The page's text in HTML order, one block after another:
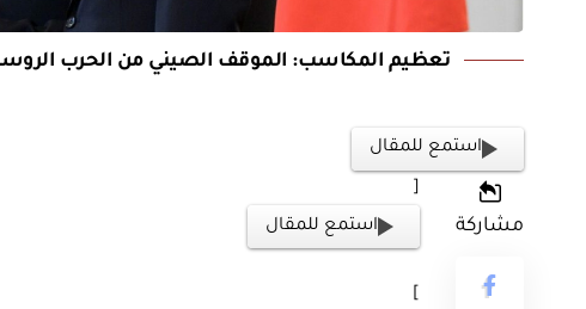
تعظيم المكاسب: الموقف الصيني من الحرب الروسية
استمع للمقال
مشاركة
[
استمع للمقال
]